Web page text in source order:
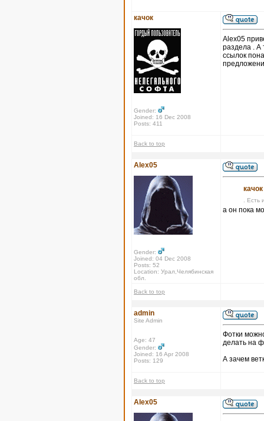
качок
Gender:
Joined: 16 Dec 2008
Posts: 411
Alex05
раздела . А
ссылок
Back to top
Alex05
Gender:
Joined: 04 Dec 2008
Posts: 52
Location: Урал,Челябинская
обл.
.
а он пока
Back to top
admin
Site Admin
Age: 47
Gender:
Joined: 16 Apr 2008
Posts: 129
Фотки
делать на
А зачем
Back to top
Alex05